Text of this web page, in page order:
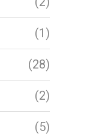
(1)
(28)
(2)
(5)